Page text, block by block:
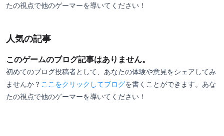
たの視点で他のゲーマーを導いてください！
人気の記事
このゲームのブログ記事はありません。
初めてのブログ投稿者として、あなたの体験や意見をシェアしてみ
ませんか？ ここをクリックしてブログを書くことができます。あな
たの視点で他のゲーマーを導いてください！